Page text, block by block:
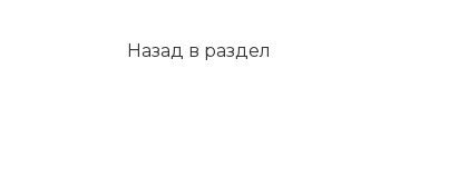
Назад в раздел